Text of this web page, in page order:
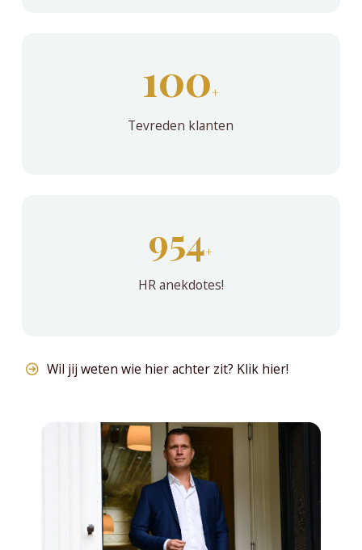
100+
Tevreden klanten
998+
HR anekdotes!
Wil jij weten wie hier achter zit? Klik hier!